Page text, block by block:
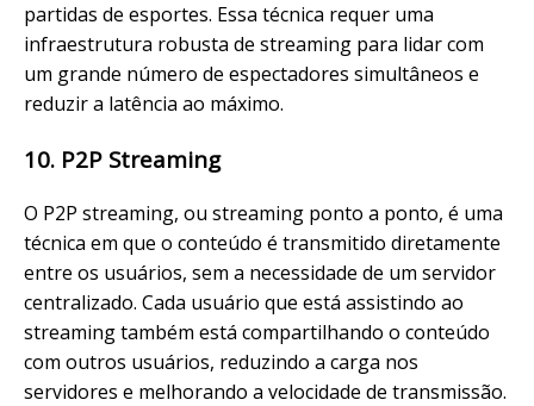
partidas de esportes. Essa técnica requer uma
infraestrutura robusta de streaming para lidar com
um grande número de espectadores simultâneos e
reduzir a latência ao máximo.
10. P2P Streaming
O P2P streaming, ou streaming ponto a ponto, é uma
técnica em que o conteúdo é transmitido diretamente
entre os usuários, sem a necessidade de um servidor
centralizado. Cada usuário que está assistindo ao
streaming também está compartilhando o conteúdo
com outros usuários, reduzindo a carga nos
servidores e melhorando a velocidade de transmissão.